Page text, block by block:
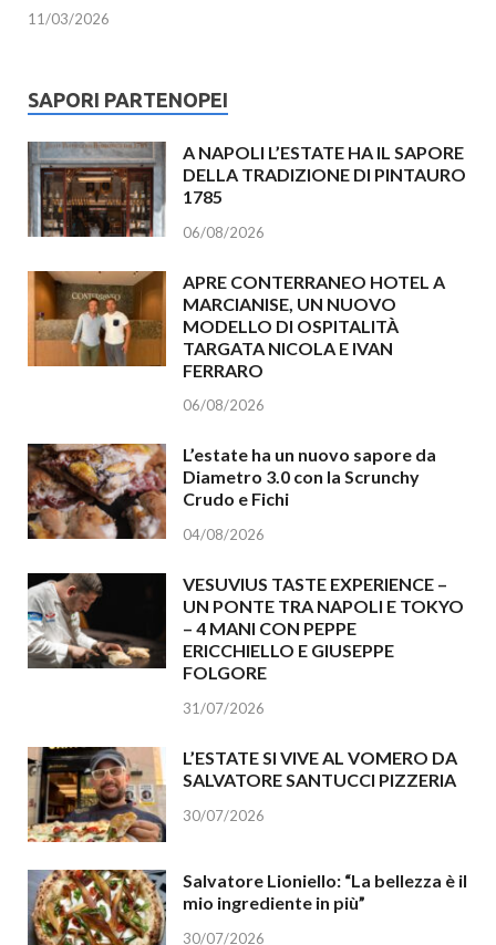
11/03/2026
SAPORI PARTENOPEI
A NAPOLI L’ESTATE HA IL SAPORE
DELLA TRADIZIONE DI PINTAURO
1785
06/08/2026
APRE CONTERRANEO HOTEL A
MARCIANISE, UN NUOVO
MODELLO DI OSPITALITÀ
TARGATA NICOLA E IVAN
FERRARO
06/08/2026
L’estate ha un nuovo sapore da
Diametro 3.0 con la Scrunchy
Crudo e Fichi
04/08/2026
VESUVIUS TASTE EXPERIENCE –
UN PONTE TRA NAPOLI E TOKYO
– 4 MANI CON PEPPE
ERICCHIELLO E GIUSEPPE
FOLGORE
31/07/2026
L’ESTATE SI VIVE AL VOMERO DA
SALVATORE SANTUCCI PIZZERIA
30/07/2026
Salvatore Lioniello: “La bellezza è il
mio ingrediente in più”
30/07/2026